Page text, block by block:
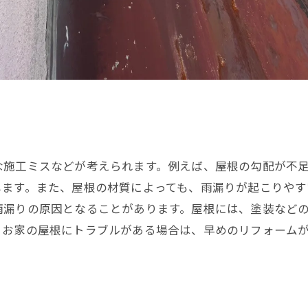
工ミスなどが考えられます。例えば、屋根の勾配が不
す。また、屋根の材質によっても、雨漏りが起こりや
りの原因となることがあります。屋根には、塗装など
家の屋根にトラブルがある場合は、早めのリフォーム